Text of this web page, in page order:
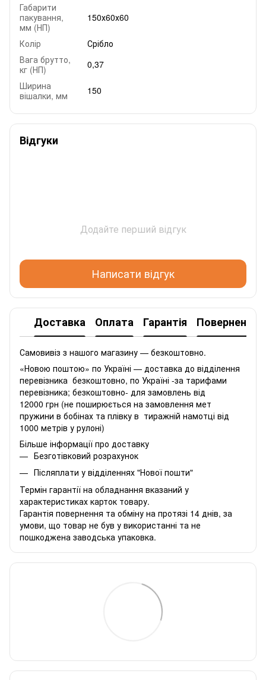
Габарити
пакування,
мм (НП)
150х60х60
Колір
Срібло
Вага брутто,
кг (НП)
0,37
Ширина
вішалки, мм
150
Відгуки
Додайте перший відгук
Написати відгук
Доставка Оплата Гарантія Повернення
Самовивіз з нашого магазину — безкоштовно.
«Новою поштою» по Україні — доставка до відділення
перевізника безкоштовно, по Україні -за тарифами
перевізника; безкоштовно- для замовлень від
12000 грн (не поширюється на замовлення мет
пружини в бобінах та плівку в тиражній намотці від
1000 метрів у рулоні)
Більше інформації про доставку
Безготівковий розрахунок
Післяплати у відділеннях "Нової пошти"
Термін гарантії на обладнання вказаний у
характеристиках карток товару.
Гарантія повернення та обміну на протязі 14 днів, за
умови, що товар не був у використанні та не
пошкоджена заводська упаковка.